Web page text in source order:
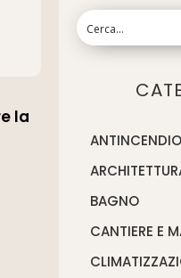
la
BAGNO
CANTIERE E